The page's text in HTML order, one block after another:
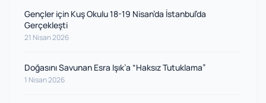
Gençler için Kuş Okulu 18-19 Nisan’da İstanbul’da
Gerçekleşti
21 Nisan 2026
Doğasını Savunan Esra Işık’a “Haksız Tutuklama”
1 Nisan 2026